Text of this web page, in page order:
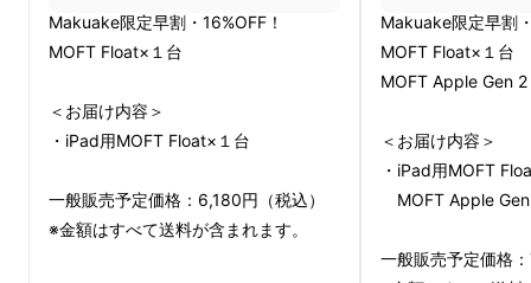
Makuake限定早割・16%OFF！
MOFT Float×１台
＜お届け内容＞
・iPad用MOFT Float×１台
一般販売予定価格：6,180円（税込）
※金額はすべて送料が含まれます。
Makuake限定早割
MOFT Float×１台
MOFT Apple Gen
＜お届け内容＞
・iPad用MOFT
MOFT Apple
一般販売予定価格